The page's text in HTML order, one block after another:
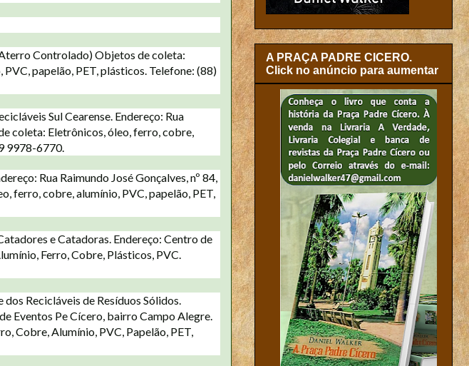
Controlado) Objetos de coleta:
papelão, PET, plásticos. Telefone: (88)
Sul Cearense. Endereço: Rua
coleta: Eletrônicos, óleo, ferro, cobre,
9978-6770.
Rua Raimundo José Gonçalves, nº 84,
ferro, cobre, alumínio, PVC, papelão, PET,
e Catadoras. Endereço: Centro de
Ferro, Cobre, Plásticos, PVC.
Recicláveis de Resíduos Sólidos.
Eventos Pe Cícero, bairro Campo Alegre.
Cobre, Alumínio, PVC, Papelão, PET,
A PRAÇA PADRE CICERO.
Click no anúncio para aumentar